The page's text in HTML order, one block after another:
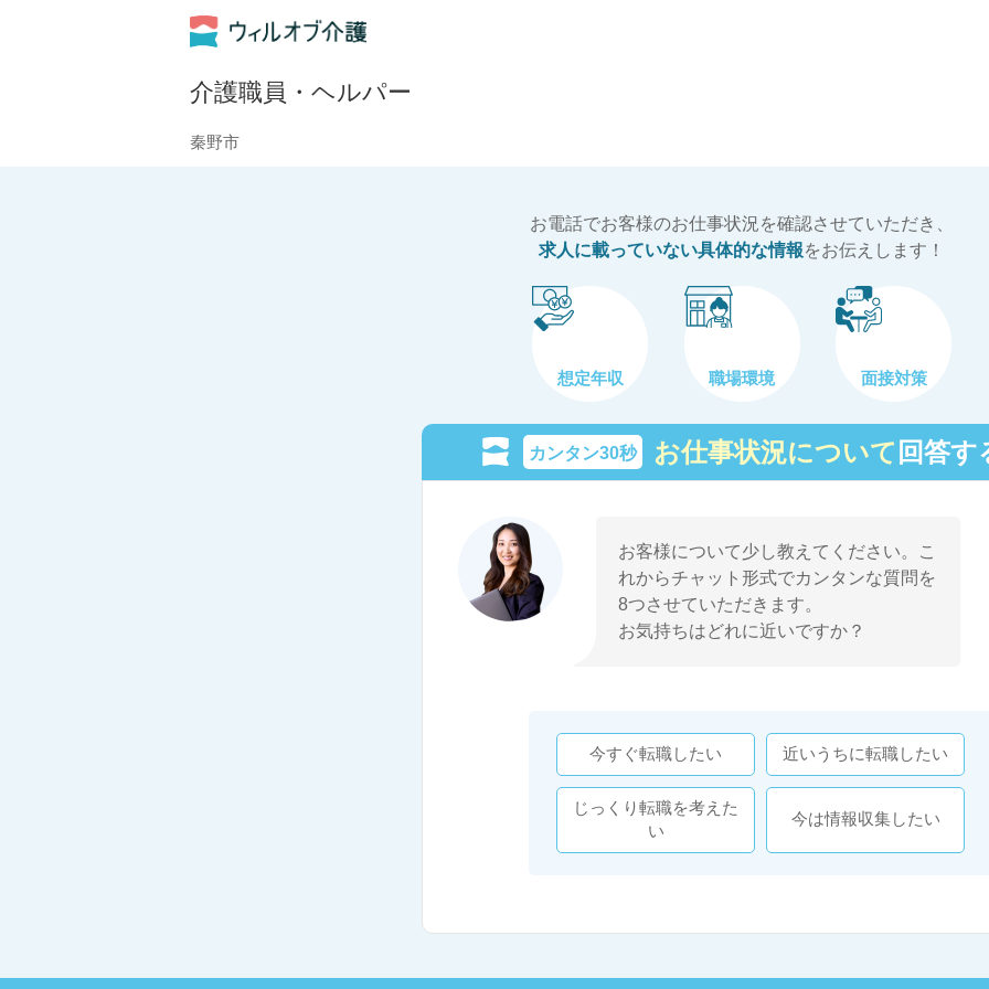
介護職員・ヘルパー
秦野市
お電話でお客様のお仕事状況を確認させていただき、
求人に載っていない具体的な情報をお伝えします！
想定年収 職場環境 面接対策
カンタン30秒 お仕事状況について 回答す
お客様について少し教えてください。こ
れからチャット形式でカンタンな質問を
8つさせていただきます。
お気持ちはどれに近いですか？
今すぐ転職したい 近いうちに転職したい
じっくり転職を考えた
い
今は情報収集したい